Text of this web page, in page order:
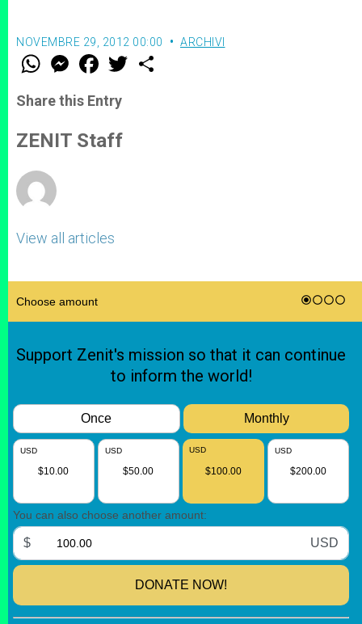
NOVEMBRE 29, 2012 00:00 ARCHIVI
W
t
s
p
p
M
e
s
e
g
e
F
a
e
b
o
k
w
Share this Entry
ZENIT Staff
View all articles